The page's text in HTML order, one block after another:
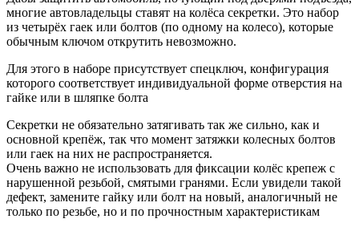
многие автовладельцы ставят на колёса секретки. Это набор
из четырёх гаек или болтов (по одному на колесо), которые
обычным ключом открутить невозможно.
Для этого в наборе присутствует спецключ, конфигурация
которого соответствует индивидуальной форме отверстия на
гайке или в шляпке болта
Секретки не обязательно затягивать так же сильно, как и
основной крепёж, так что момент затяжки колесных болтов
или гаек на них не распространяется.
Очень важно не использовать для фиксации колёс крепеж с
нарушенной резьбой, смятыми гранями. Если увидели такой
дефект, замените гайку или болт на новый, аналогичный не
только по резьбе, но и по прочностным характеристикам